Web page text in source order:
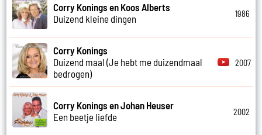
Corry Konings en Koos Alberts
Duizend kleine dingen
1986
Corry Konings
Duizend maal (Je hebt me duizendmaal
bedrogen)
2007
Corry Konings en Johan Heuser
Een beetje liefde
2002